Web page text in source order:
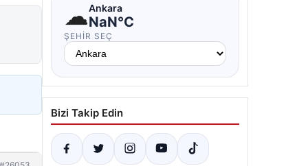
☁Ankara
NaN°C
ŞEHIR SEÇ
Bizi Takip Edin